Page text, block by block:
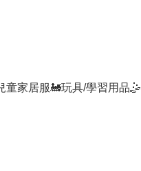
童家居服🚂玩具/學習用品🤹